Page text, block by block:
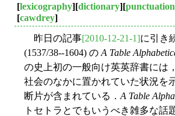
[lexicography][dictionary][punctuation
[cawdrey]
昨日の記事[2010-12-21-1]に引き
(1537/38--1604) の A Table
の史上初の一般向け英英辞書には
社会のなかに置かれていた状況を
断片が含まれている． A Table
トセトラとでもいうべき雑多な話